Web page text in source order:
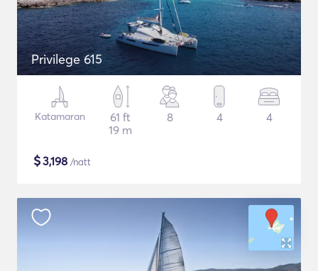
Privilege 615
Katamaran
61 ft
19 m
8 4 4
$3,198 /natt